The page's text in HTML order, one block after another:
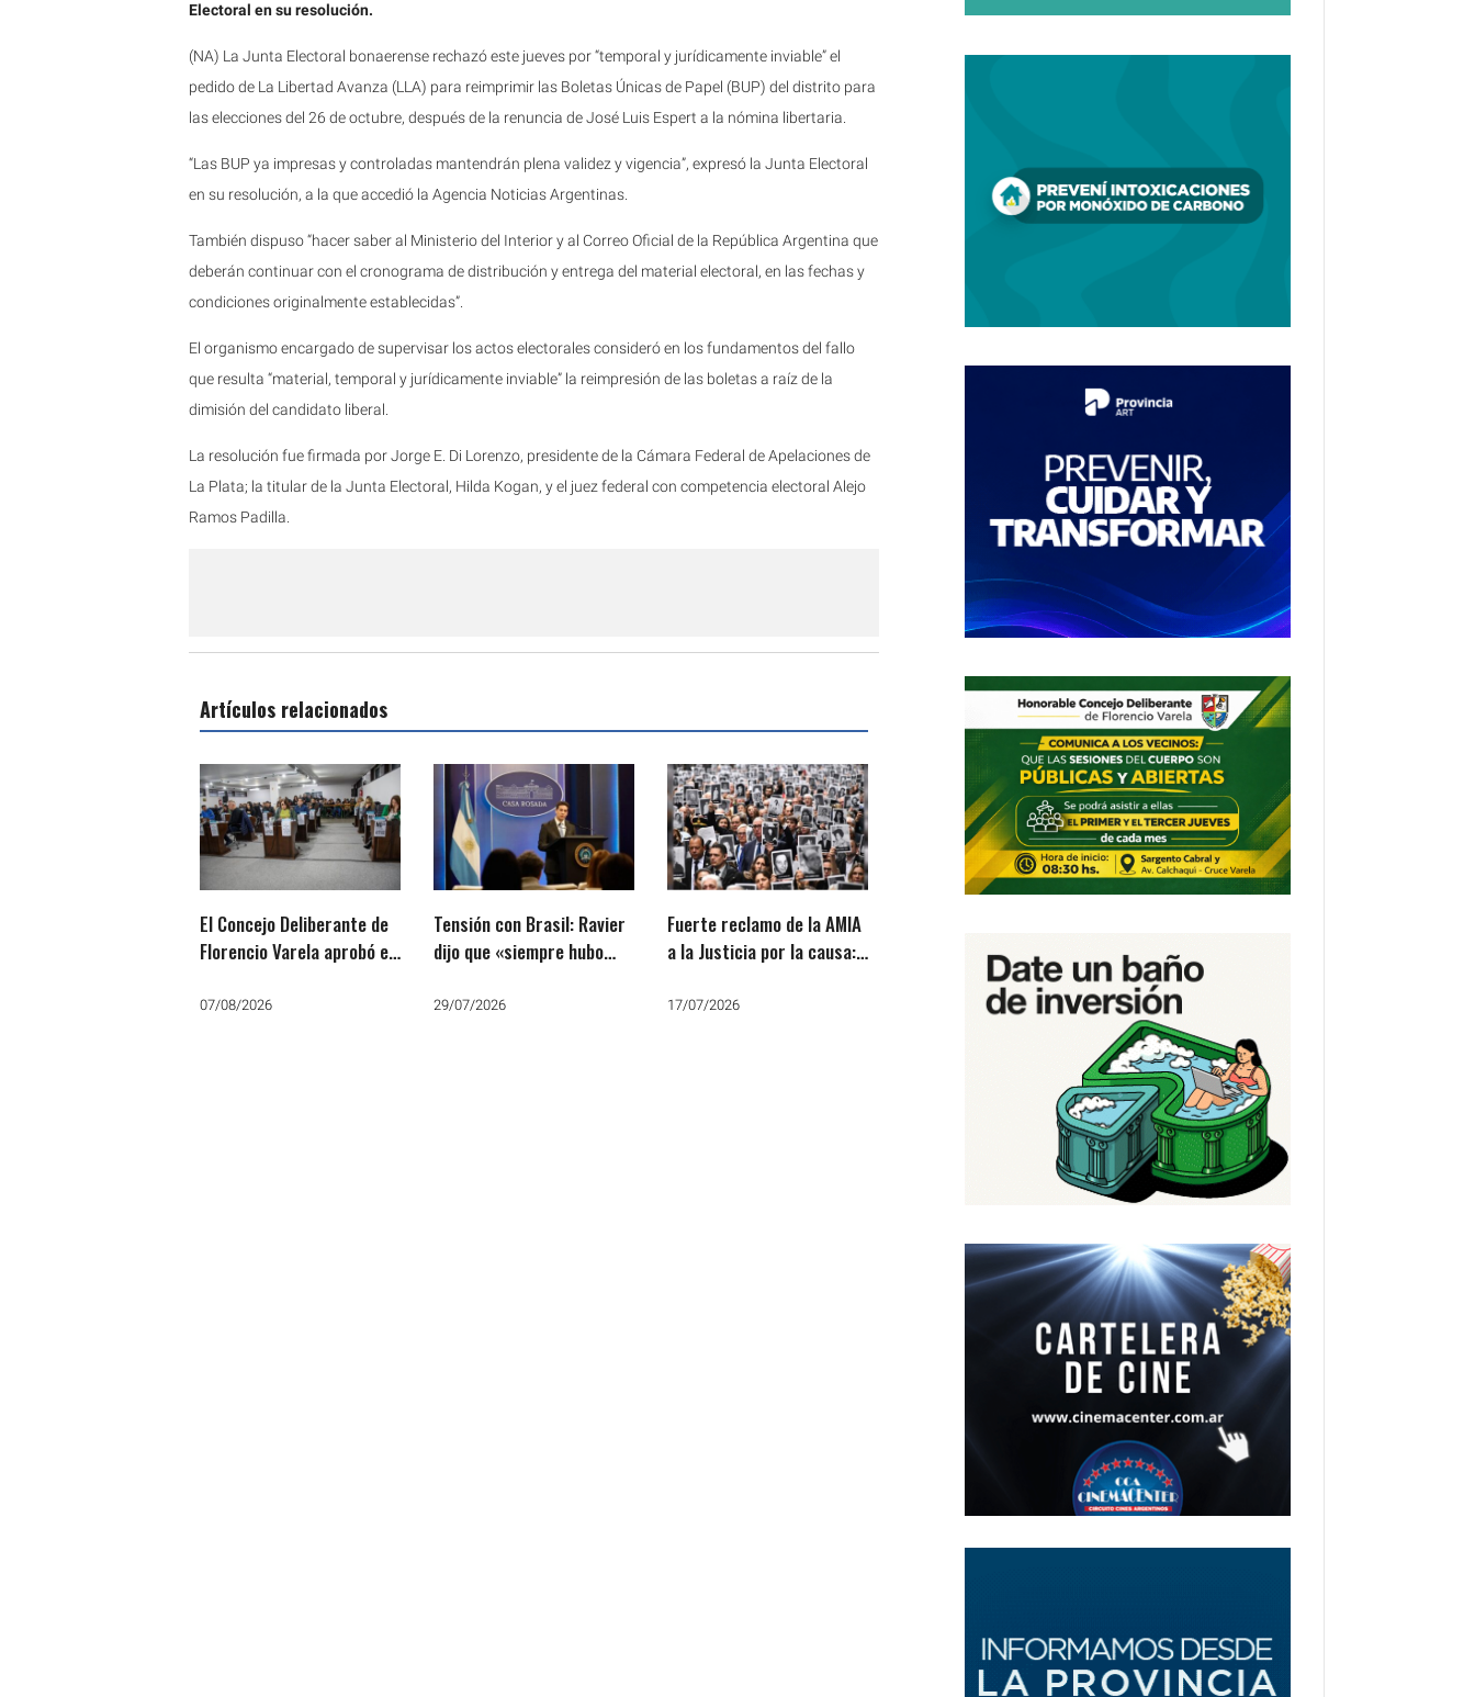
Electoral en su resolución.
(NA) La Junta Electoral bonaerense rechazó este jueves por “temporal y jurídicamente inviable” el
pedido de La Libertad Avanza (LLA) para reimprimir las Boletas Únicas de Papel (BUP) del distrito para
las elecciones del 26 de octubre, después de la renuncia de José Luis Espert a la nómina libertaria.
“Las BUP ya impresas y controladas mantendrán plena validez y vigencia”, expresó la Junta Electoral
en su resolución, a la que accedió la Agencia Noticias Argentinas.
También dispuso “hacer saber al Ministerio del Interior y al Correo Oficial de la República Argentina que
deberán continuar con el cronograma de distribución y entrega del material electoral, en las fechas y
condiciones originalmente establecidas”.
El organismo encargado de supervisar los actos electorales consideró en los fundamentos del fallo
que resulta “material, temporal y jurídicamente inviable” la reimpresión de las boletas a raíz de la
dimisión del candidato liberal.
La resolución fue firmada por Jorge E. Di Lorenzo, presidente de la Cámara Federal de Apelaciones de
La Plata; la titular de la Junta Electoral, Hilda Kogan, y el juez federal con competencia electoral Alejo
Ramos Padilla.
Artículos relacionados
El Concejo Deliberante de
Florencio Varela aprobó el
el predio de la ex AGFA
07/08/2026
Tensión con Brasil: Ravier
dijo que «siempre hubo
pero el PT fue a la Justicia
29/07/2026
Fuerte reclamo de la AMIA
a la Justicia por la causa:
adormecida o cajoneada”
17/07/2026